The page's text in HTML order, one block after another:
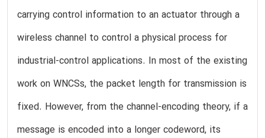
carrying control information to an actuator through a
wireless channel to control a physical process for
industrial-control applications. In most of the existing
work on WNCSs, the packet length for transmission is
fixed. However, from the channel-encoding theory, if a
message is encoded into a longer codeword, its